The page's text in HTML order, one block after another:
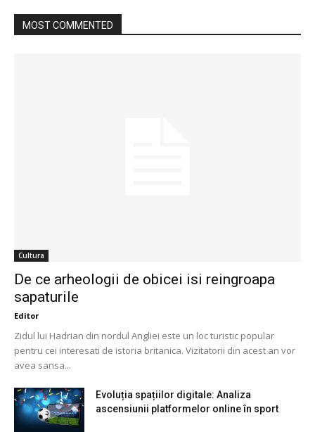
MOST COMMENTED
Cultura
De ce arheologii de obicei isi reingroapa
sapaturile
Editor
Zidul lui Hadrian din nordul Angliei este un loc turistic popular
pentru cei interesati de istoria britanica. Vizitatorii din acest an vor
avea sansa...
Evoluția spațiilor digitale: Analiza
ascensiunii platformelor online în sport